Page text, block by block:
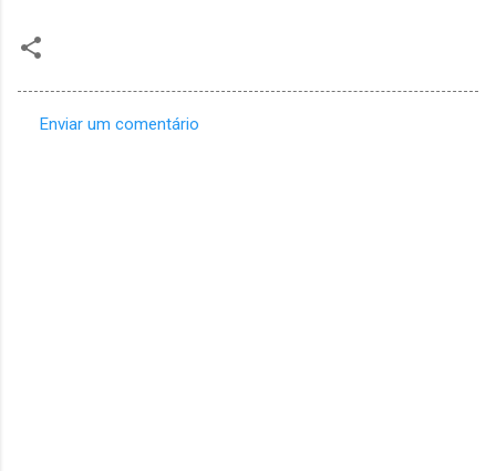
Enviar um comentário